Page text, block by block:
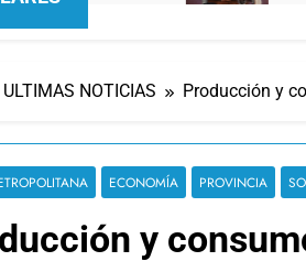
ULTIMAS NOTICIAS Producción y
ECONOMÍA PROVINCIA
y